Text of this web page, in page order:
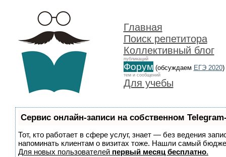
Главная
Поиск репетитора
Коллективный блог
публикаций
Форум (обсуждаем ЕГЭ 2020)
тем и сообщений
Для учебы
Сервис онлайн-записи на собственном
Тот, кто работает в сфере услуг, знает — без ведения
напоминать клиентам о визитах тоже. Нашли самый
Для новых пользователей первый месяц бесплатно.